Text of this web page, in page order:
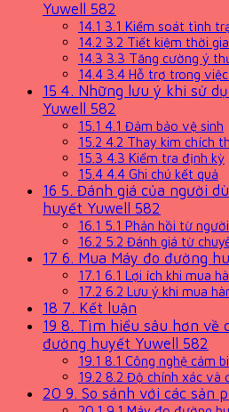
Yuwell 582
14.1 3.1 Kiểm soát tình
14.2 3.2 Tiết kiệm thời
14.3 3.3 Tăng cường ý
14.4 3.4 Hỗ trợ trong
15 4. Những lưu ý khi sử
Yuwell 582
15.1 4.1 Đảm bảo vệ sinh
15.2 4.2 Thay kim chích
15.3 4.3 Kiểm tra định kỳ
15.4 4.4 Ghi chú kết quả
16 5. Đánh giá của người
huyết Yuwell 582
16.1 5.1 Phản hồi từ
16.2 5.2 Đánh giá từ
17 6. Mua Máy đo đường
17.1 6.1 Lợi ích khi mua
17.2 6.2 Lưu ý khi mua
18 7. Kết luận
19 8. Tìm hiểu sâu hơn về
đường huyết Yuwell 582
19.1 8.1 Công nghệ cảm
19.2 8.2 Độ chính xác và
20 9. So sánh với các sản